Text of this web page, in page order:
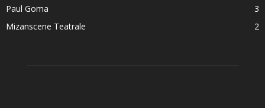
Paul Goma
3
Mizanscene Teatrale
2